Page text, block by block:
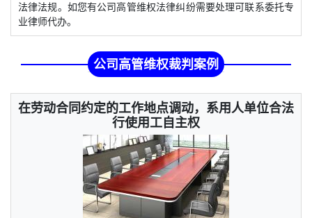
法律法规。如您有公司高管维权法律纠纷需要处理可联系委托专
业律师代办。
公司高管维权裁判案例
在劳动合同约定的工作地点调动，系用人单位合法
行使用工自主权